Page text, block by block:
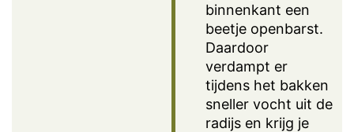
binnenkant een
beetje openbarst.
Daardoor
verdampt er
tijdens het bakken
sneller vocht uit de
radijs en krijg je